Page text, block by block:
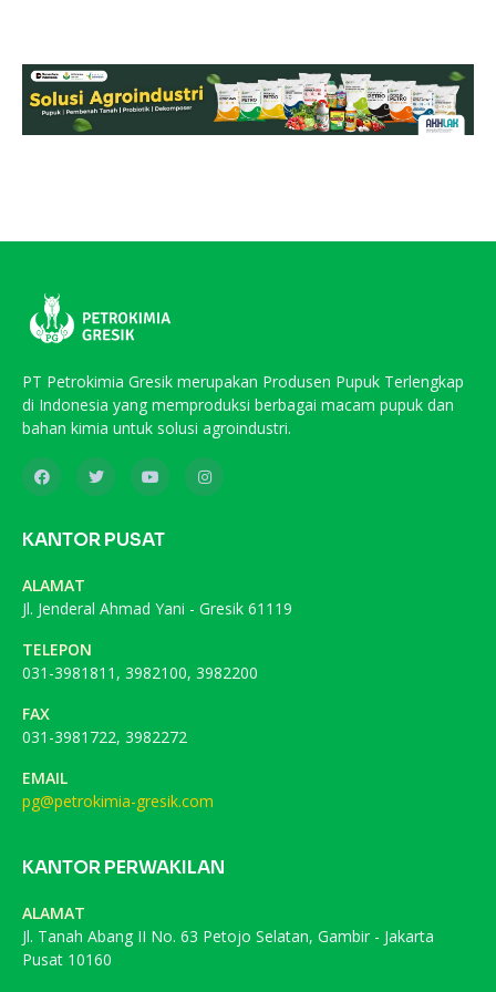
PT Petrokimia Gresik merupakan Produsen Pupuk Terlengkap
di Indonesia yang memproduksi berbagai macam pupuk dan
bahan kimia untuk solusi agroindustri.
KANTOR PUSAT
ALAMAT
Jl. Jenderal Ahmad Yani - Gresik 61119
TELEPON
031-3981811, 3982100, 3982200
FAX
031-3981722, 3982272
EMAIL
pg@petrokimia-gresik.com
KANTOR PERWAKILAN
ALAMAT
Jl. Tanah Abang II No. 63 Petojo Selatan, Gambir - Jakarta
Pusat 10160